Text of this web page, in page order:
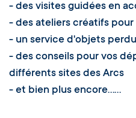
- des visites guidées en
- des ateliers créatifs pour
- un service d'objets
- des conseils pour vos
différents sites des Arcs
- et bien plus encore......